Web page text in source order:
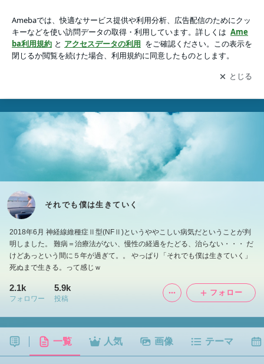
アプリをダウンロードして ブログの更新通知
を受け取りまし
ょう。
開く
それでも僕は生きていく
2018年6月 神経線維種症Ⅱ型(NFⅡ)というややこしい病気だということが判
明しました。 難病＝治療法がない、慢性の経過をたどる、治らない・・・ だ
けどあっという間に５年が過ぎて。。 やっぱり「それでも僕は生きていく」
死ぬまで生きる。って感じｗ
2.1k
フォロワー
5.9k
投稿
フォロー
一覧 人気 画像 テーマ